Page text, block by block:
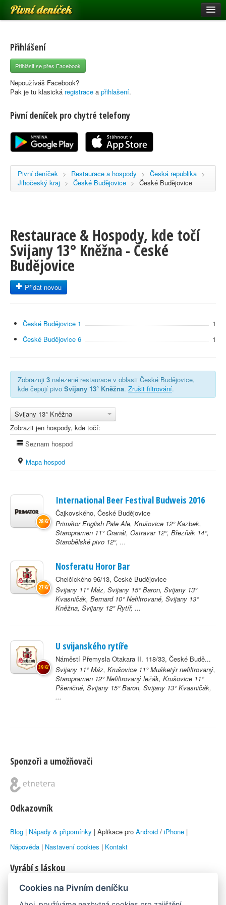
Pivní deníček
Pivní mapa
Pivní značky
Nápověda
Registrace
Přihlášení
Přihlásit se přes Facebook
Nepoužíváš Facebook?
Pak je tu klasická registrace a přihlašení.
Pivní deníček pro chytré telefony
Pivní deníček > Restaurace a hospody > Česká republika >
Jihočeský kraj > České Budějovice > České Budějovice
Restaurace & Hospody, kde točí
Svijany 13° Kněžna - České
Budějovice
Přidat novou
České Budějovice 1
1
České Budějovice 6
1
Zobrazuji 3 nalezené restaurace v oblasti České Budějovice,
kde čepují pivo Svijany 13° Kněžna. Zrušit filtrování.
Svijany 13° Kněžna
Zobrazit jen hospody, kde točí:
Seznam hospod
Mapa hospod
International Beer Festival Budweis 2016
Čajkovského, České Budějovice
Primátor English Pale Ale, Krušovice 12° Kazbek,
Staropramen 11° Granát, Ostravar 12°, Březňák 14°,
Starobělské pivo 12°, ...
28 Kč
Nosferatu Horor Bar
Chelčického 96/13, České Budějovice
Svijany 11° Máz, Svijany 15° Baron, Svijany 13°
Kvasničák, Bernard 10° Nefiltrované, Svijany 13°
Kněžna, Svijany 12° Rytíř, ...
27 Kč
U svijanského rytíře
Náměstí Přemysla Otakara II. 118/33, České Budě...
Svijany 11° Máz, Krušovice 11° Mušketýr nefiltrovaný,
Staropramen 12° Nefiltrovaný ležák, Krušovice 11°
Pšeničné, Svijany 15° Baron, Svijany 13° Kvasničák,
...
39 Kč
Sponzoři a umožňovači
Odkazovník
Blog | Nápady & připomínky | Aplikace pro Android / iPhone |
Nápověda | Nastavení cookies | Kontakt
Vyrábí s láskou
© 2010–2026 byLukáš Zemanaka Emka
Cookies na Pivním deníčku